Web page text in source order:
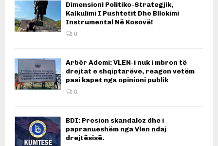
Dimensioni Politiko-Strategjik,
Kalkulimi I Pushtetit Dhe Bllokimi
Instrumental Në Kosovë!
0
Arbër Ademi: VLEN-i nuk i mbron të
drejtat e shqiptarëve, reagon vetëm
pasi kapet nga opinioni publik
0
BDI: Presion skandaloz dhe i
papranueshëm nga Vlen ndaj
drejtësisë.